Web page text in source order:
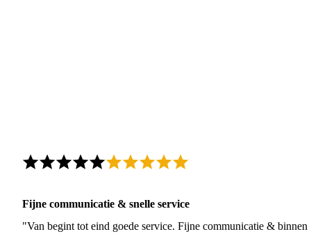
Fijne communicatie & snelle service
"Van begint tot eind goede service. Fijne communicatie &